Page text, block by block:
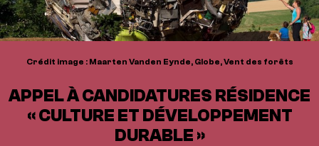
Crédit image : Maarten Vanden Eynde, Globe, Vent des forêts
APPEL À CANDIDATURES RÉSIDENCE
« CULTURE ET DÉVELOPPEMENT
DURABLE »